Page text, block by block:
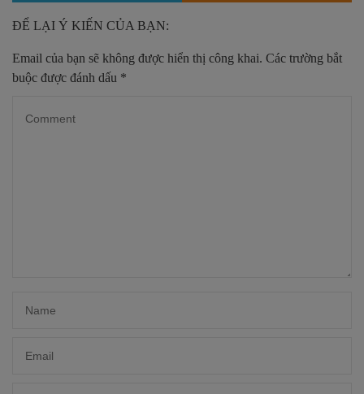
ĐỂ LẠI Ý KIẾN CỦA BẠN:
Email của bạn sẽ không được hiển thị công khai. Các trường bắt
buộc được đánh dấu *